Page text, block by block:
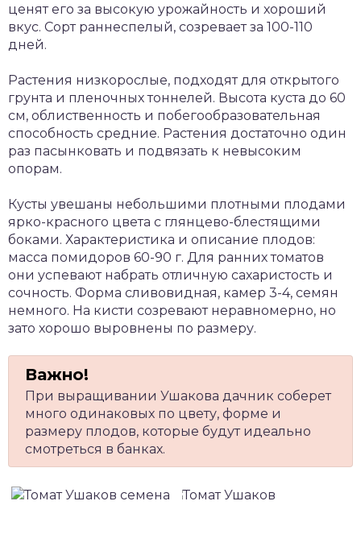
ценят его за высокую урожайность и хороший
вкус. Сорт раннеспелый, созревает за 100-110
дней.
Растения низкорослые, подходят для открытого
грунта и пленочных тоннелей. Высота куста до 60
см, облиственность и побегообразовательная
способность средние. Растения достаточно один
раз пасынковать и подвязать к невысоким
опорам.
Кусты увешаны небольшими плотными плодами
ярко-красного цвета с глянцево-блестящими
боками. Характеристика и описание плодов:
масса помидоров 60-90 г. Для ранних томатов
они успевают набрать отличную сахаристость и
сочность. Форма сливовидная, камер 3-4, семян
немного. На кисти созревают неравномерно, но
зато хорошо выровнены по размеру.
При выращивании Ушакова дачник соберет
много одинаковых по цвету, форме и
размеру плодов, которые будут идеально
смотреться в банках.